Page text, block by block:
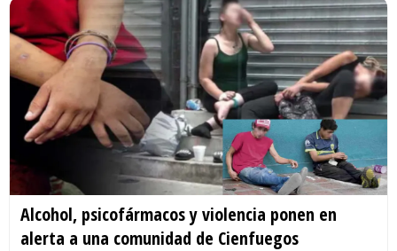
Alcohol, psicofármacos y violencia ponen en
alerta a una comunidad de Cienfuegos